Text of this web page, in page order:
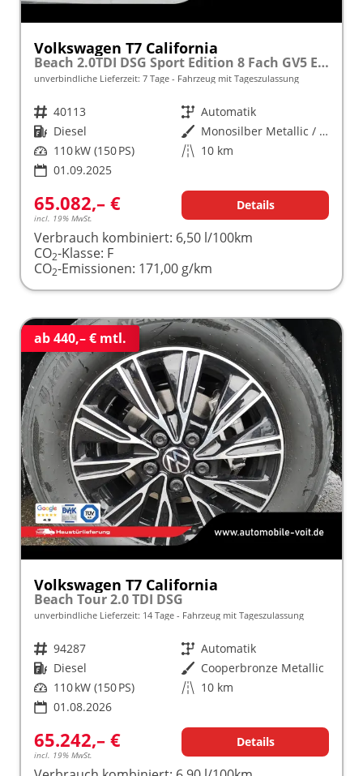
Volkswagen T7 California
Beach 2.0TDI DSG Sport Edition 8 Fach GV5 Elegance+
unverbindliche Lieferzeit: 7 Tage Fahrzeug mit Tageszulassung
Fahrzeugnr. 40113 Getriebe Automatik
Kraftstoff Diesel Außenfarbe
Monosilber Metallic / Energeticorange Metallic
Leistung 110 kW (150 PS) Kilometerstand 10 km
01.09.2025
65.082,– €
incl. 19% MwSt.
Details
Verbrauch kombiniert: 6,50 l/100km
CO2-Klasse: F
CO2-Emissionen: 171,00 g/km
ab 440,– € mtl.
Volkswagen T7 California
Beach Tour 2.0 TDI DSG
unverbindliche Lieferzeit: 14 Tage Fahrzeug mit Tageszulassung
Fahrzeugnr. 94287 Getriebe Automatik
Kraftstoff Diesel Außenfarbe Cooperbronze Metallic
Leistung 110 kW (150 PS) Kilometerstand 10 km
01.08.2026
65.242,– €
incl. 19% MwSt.
Details